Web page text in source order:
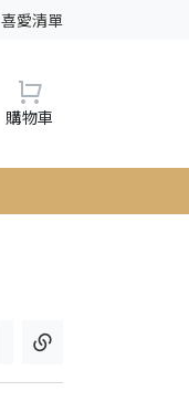
喜愛清單
購物車